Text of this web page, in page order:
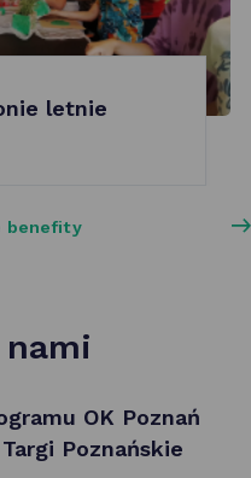
letnie
benefity
OK Poznań
Poznańskie